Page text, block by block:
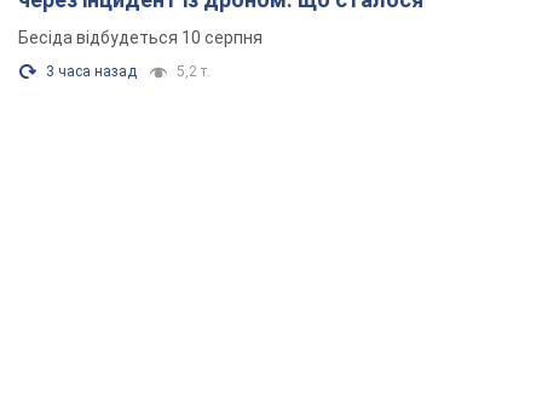
Бесіда відбудеться 10 серпня
3 часа назад 5,2 т.